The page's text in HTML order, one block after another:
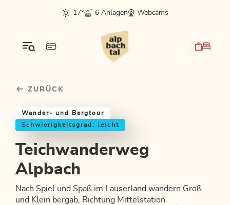
sr.skip-to.main-content
sr.skip-to.table-of-contents
sr.skip-to.main-navigation
17°
6 Anlagen Webcams
ZURÜCK
Wander- und Bergtour
Schwierigkeitsgrad: leicht
Teichwanderweg
Alpbach
Nach Spiel und Spaß im Lauserland wandern Groß
und Klein bergab, Richtung Mittelstation